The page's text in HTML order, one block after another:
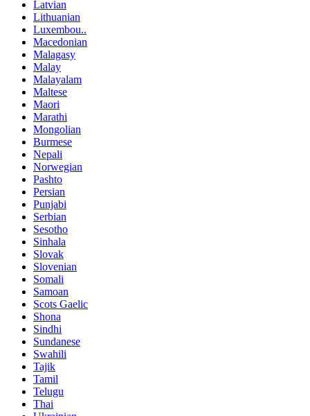
Latvian
Lithuanian
Luxembou..
Macedonian
Malagasy
Malay
Malayalam
Maltese
Maori
Marathi
Mongolian
Burmese
Nepali
Norwegian
Pashto
Persian
Punjabi
Serbian
Sesotho
Sinhala
Slovak
Slovenian
Somali
Samoan
Scots Gaelic
Shona
Sindhi
Sundanese
Swahili
Tajik
Tamil
Telugu
Thai